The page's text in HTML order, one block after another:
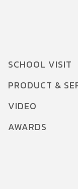
SCHOOL VISIT
PRODUCT &
VIDEO
AWARDS